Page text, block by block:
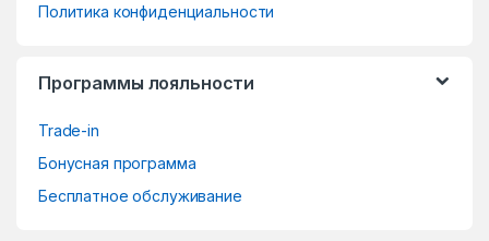
Политика конфиденциальности
Программы лояльности
Trade-in
Бонусная программа
Бесплатное обслуживание